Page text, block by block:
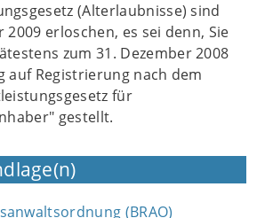
(Alterlaubnisse) sind
2009 erloschen, es sei denn, Sie
zum 31. Dezember 2008
auf Registrierung nach dem
für
gestellt.
(BRAO)